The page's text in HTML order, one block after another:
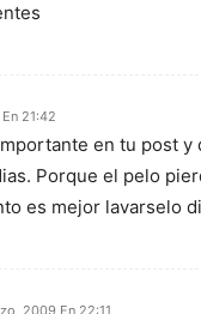
21:42
en tu post
Porque el pelo
es mejor lavarselo
2009 En 22:11